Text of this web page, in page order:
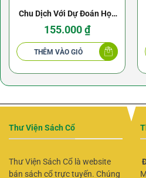
Chu Dịch Với Dự Đoán Học
(NXB Văn Hóa 1995) –
Thiệu Vĩ Hoa
155.000₫
THÊM VÀO GIỎ
Thư Viện Sách Cổ
Thư Viện Sách Cổ là website
bán sách cổ trực tuyến. Chúng